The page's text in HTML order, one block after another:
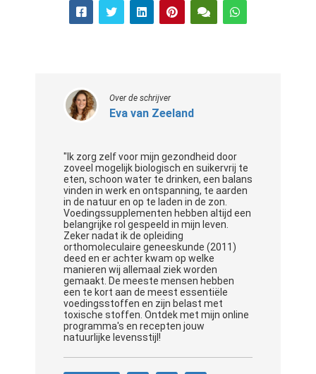
Over de schrijver
Eva van Zeeland
"Ik zorg zelf voor mijn gezondheid door
zoveel mogelijk biologisch en suikervrij te
eten, schoon water te drinken, een balans
vinden in werk en ontspanning, te aarden
in de natuur en op te laden in de zon.
Voedingssupplementen hebben altijd een
belangrijke rol gespeeld in mijn leven.
Zeker nadat ik de opleiding
orthomoleculaire geneeskunde (2011)
deed en er achter kwam op welke
manieren wij allemaal ziek worden
gemaakt. De meeste mensen hebben
een te kort aan de meest essentiële
voedingsstoffen en zijn belast met
toxische stoffen. Ontdek met mijn online
programma's en recepten jouw
natuurlijke levensstijl!